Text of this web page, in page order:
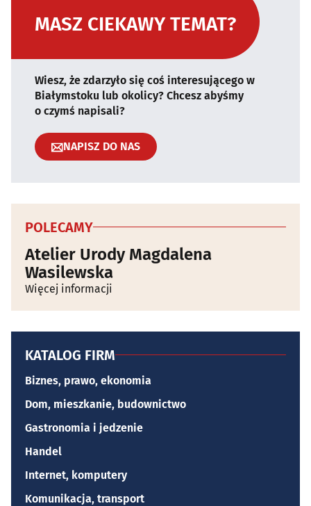
MASZ CIEKAWY TEMAT?
Wiesz, że zdarzyło się coś interesującego w
Białymstoku lub okolicy? Chcesz abyśmy
o czymś napisali?
NAPISZ DO NAS
POLECAMY
Atelier Urody Magdalena
Wasilewska
Więcej informacji
KATALOG FIRM
Biznes, prawo, ekonomia
Dom, mieszkanie, budownictwo
Gastronomia i jedzenie
Handel
Internet, komputery
Komunikacja, transport